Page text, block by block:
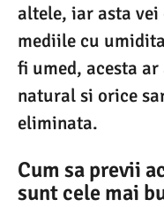
altele, iar asta
mediile cu
fi umed, acesta
natural si orice
eliminata.
Cum sa previi
sunt cele mai